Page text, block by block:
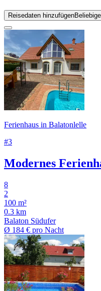
Reisedaten hinzufügen
Ferienhaus in Balatonlelle
#3
Modernes
8
2
100 m²
0.3 km
Balaton Südufer
Ø 184 € pro Nacht